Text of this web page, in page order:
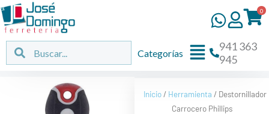
Ir
al
contenido
0
Buscar Buscar
Flyout
Categorías
941 363
945
Inicio / Herramienta / Destornillador
Carrocero Phillips